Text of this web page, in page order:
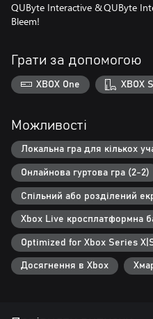
QUByte Interactive &
Bleem!
QUByte
Грати за допомогою
XBOX One XBOX
Можливості
Локальна гра для кількох
Онлайнова гуртова гра (2-2)
Спільний або розділений
Xbox Live кросплатформна
Optimized for Xbox Series
Досягнення в Xbox